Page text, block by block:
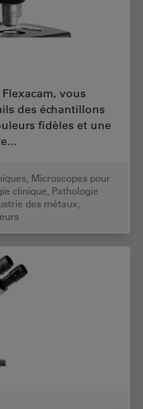
vous
des échantillons
fidèles et une
Microscopes pour
clinique Pathologie
des métaux